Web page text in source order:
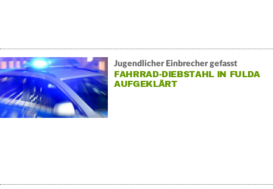
Jugendlicher Einbrecher gefasst
FAHRRAD-DIEBSTAHL IN FULDA
AUFGEKLÄRT